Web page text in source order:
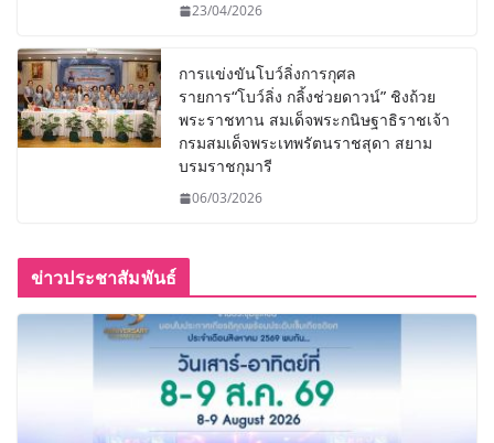
23/04/2026
การแข่งขันโบว์ลิ่งการกุศล
รายการ“โบว์ลิ่ง กลิ้งช่วยดาวน์” ชิงถ้วย
พระราชทาน สมเด็จพระกนิษฐาธิราชเจ้า
กรมสมเด็จพระเทพรัตนราชสุดา สยาม
บรมราชกุมารี
06/03/2026
ข่าวประชาสัมพันธ์